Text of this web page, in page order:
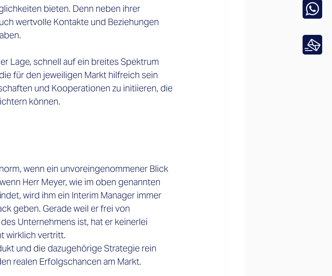
bieten. Denn neben ihrer
wertvolle Kontakte und Beziehungen
Lage, schnell auf ein breites Spektrum
für den jeweiligen Markt hilfreich sein
und Kooperationen zu initiieren, die
können.
wenn ein unvoreingenommener Blick
Herr Meyer, wie im oben genannten
wird ihm ein Interim Manager immer
geben. Gerade weil er frei von
Unternehmens ist, hat er keinerlei
wirklich vertritt.
und die dazugehörige Strategie rein
realen Erfolgschancen am Markt.